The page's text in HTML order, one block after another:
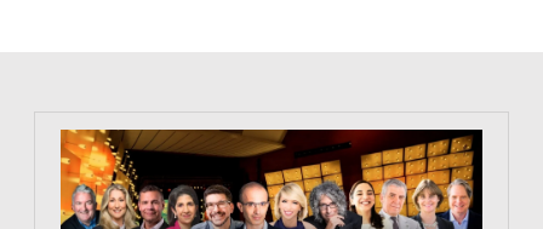
https://tinyurl.com/363fvfm9